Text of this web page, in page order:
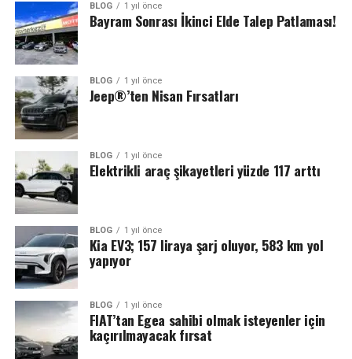
BLOG 1 yıl önce
Bayram Sonrası İkinci Elde Talep Patlaması!
BLOG 1 yıl önce
Jeep®’ten Nisan Fırsatları
BLOG 1 yıl önce
Elektrikli araç şikayetleri yüzde 117 arttı
BLOG 1 yıl önce
Kia EV3; 157 liraya şarj oluyor, 583 km yol
yapıyor
BLOG 1 yıl önce
FIAT’tan Egea sahibi olmak isteyenler için
kaçırılmayacak fırsat